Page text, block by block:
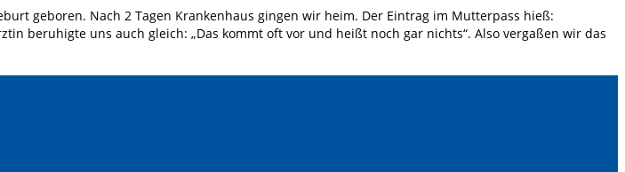
geboren. Nach 2 Tagen Krankenhaus gingen wir heim. Der Eintrag im Mutterpass hieß:
beruhigte uns auch gleich: „Das kommt oft vor und heißt noch gar nichts“. Also vergaßen wir das